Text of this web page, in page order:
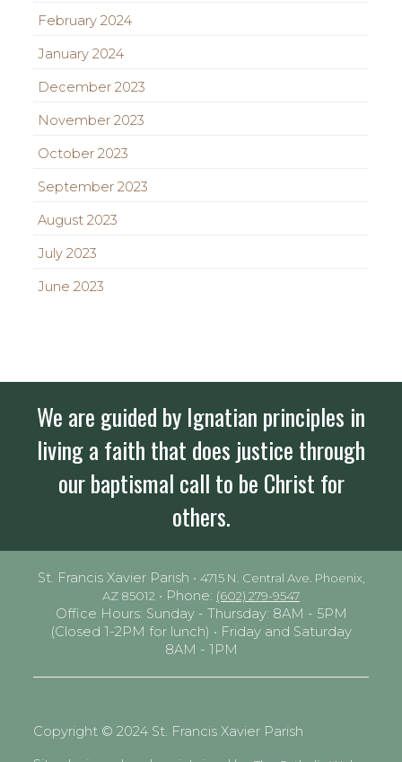
February 2024
January 2024
December 2023
November 2023
October 2023
September 2023
August 2023
July 2023
June 2023
We are guided by Ignatian principles in
living a faith that does justice through
our baptismal call to be Christ for
others.
St. Francis Xavier Parish • 4715 N. Central Ave. Phoenix,
AZ 85012 • Phone: (602) 279-9547
Office Hours: Sunday - Thursday: 8AM - 5PM
(Closed 1-2PM for lunch) • Friday and Saturday
8AM - 1PM
Copyright © 2024 St. Francis Xavier Parish